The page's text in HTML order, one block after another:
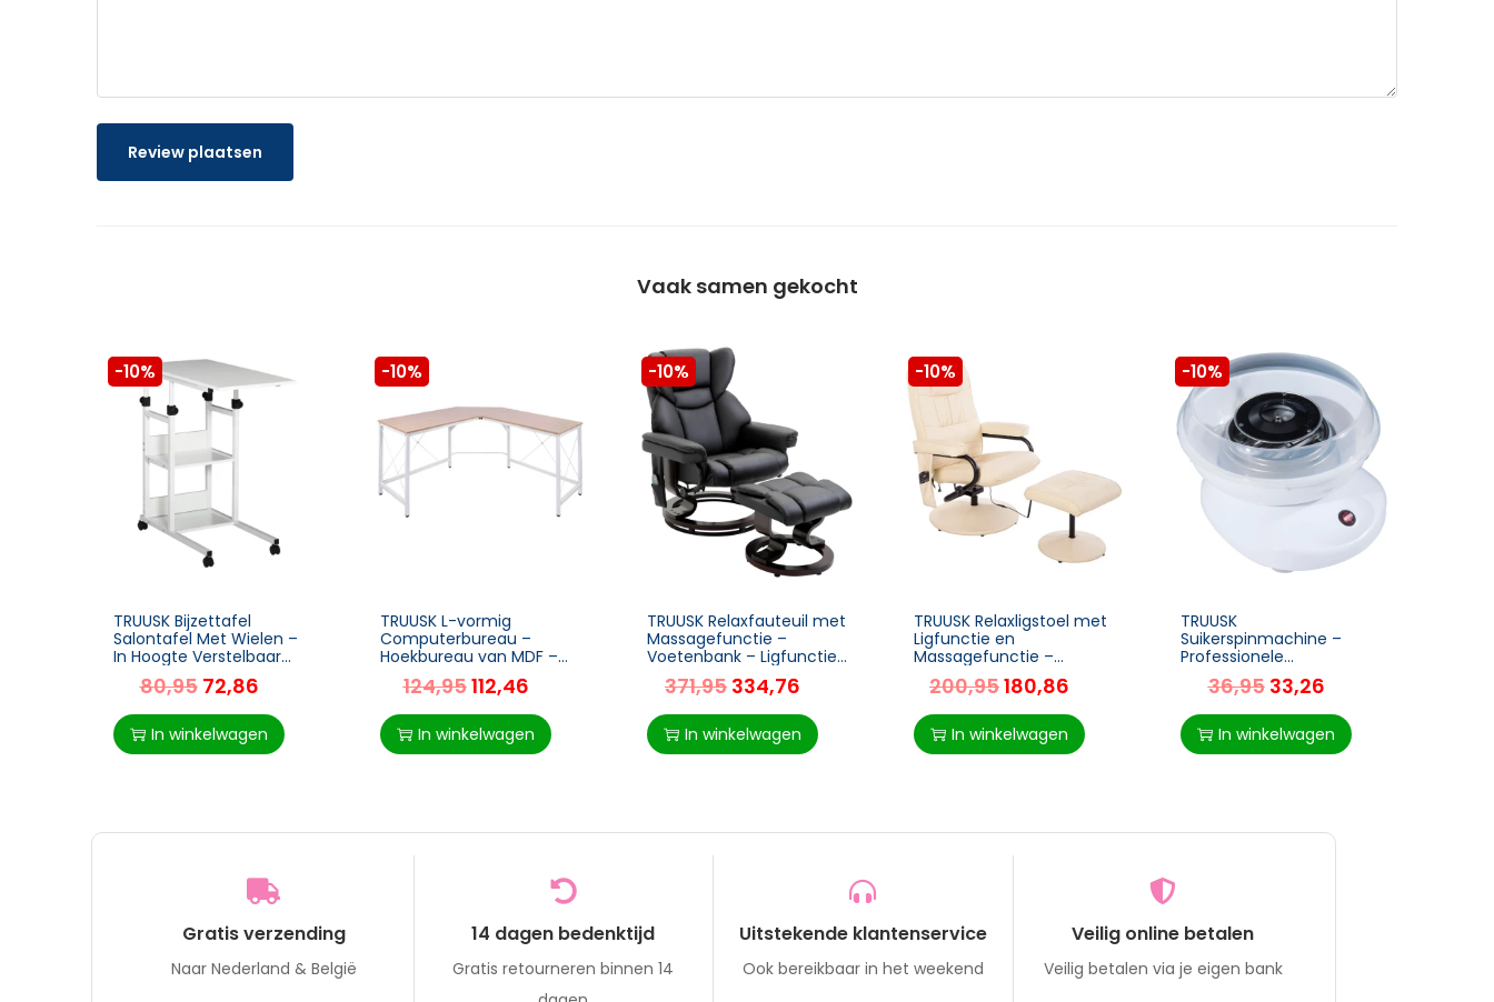
Review plaatsen
Vaak samen gekocht
-10%
TRUUSK Bijzettafel
Salontafel Met Wielen –
In Hoogte Verstelbaar
Nachtkastje – 2 Onderste
Planken – Voor Eetkamer
Woonkamer –
80,95 72,86
In winkelwagen
-10%
TRUUSK L-vormig
Computerbureau –
Hoekbureau van MDF –
Natuurlijke uitstraling –
150 x 150 x 76 cm – Ideaal
voor kantoor of
124,95112,46
In winkelwagen
-10%
TRUUSK Relaxfauteuil met
Massagefunctie –
Voetenbank – Ligfunctie
– Imitatieleer – 79 x 82 x
101 cm
371,95 334,76
In winkelwagen
-10%
TRUUSK Relaxligstoel met
Ligfunctie en
Massagefunctie –
Inclusief Kruk – Kunstleer
– Crèmewit – 77 x 84 x
95 cm
200,95180,86
In winkelwagen
-10%
TRUUSK
Suikerspinmachine –
Professionele
Suikerspinmaker –
Inclusief Suikerspin
Stokjes – Eenvoudig in
Gebruik – Wit
36,95 33,26
In winkelwagen
Gratis verzending
Naar Nederland & België
14 dagen bedenktijd
Gratis retourneren binnen 14
Uitstekende klantenservice
Ook bereikbaar in het weekend
Veilig online betalen
Veilig betalen via je eigen bank